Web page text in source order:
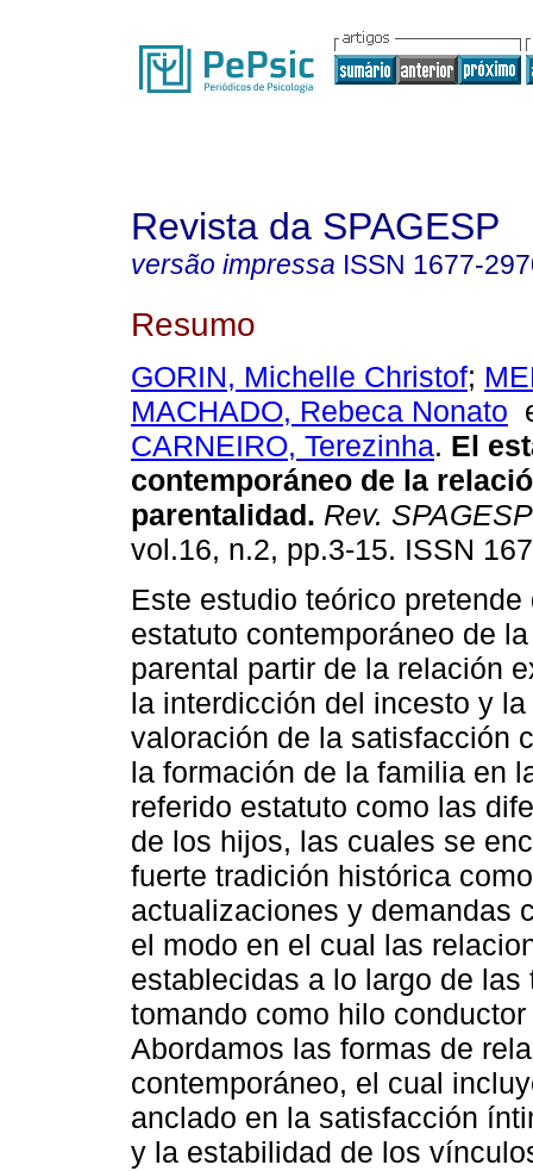
Revista da SPAGESP
versão impressa ISSN 1677-
Resumo
GORIN, Michelle Christof;
MACHADO, Rebeca Nonato
CARNEIRO, Terezinha. El
contemporáneo de la
parentalidad. Rev. SPAGESP
vol.16, n.2, pp.3-15. ISSN
Este estudio teórico pretende
estatuto contemporáneo de
parental partir de la relación
la interdicción del incesto y
valoración de la satisfacción
la formación de la familia en
referido estatuto como las
de los hijos, las cuales se
fuerte tradición histórica
actualizaciones y demandas
el modo en el cual las
establecidas a lo largo de
tomando como hilo
Abordamos las formas de
contemporáneo, el cual
anclado en la satisfacción
y la estabilidad de los